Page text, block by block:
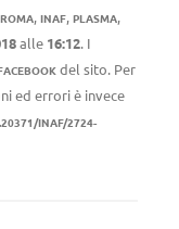
, INAF, PLASMA,
alle 16:12. I
del sito. Per
ed errori è invece
INAF/2724-